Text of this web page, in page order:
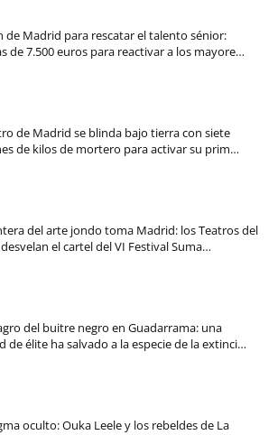
de Madrid para rescatar el talento sénior:
de 7.500 euros para reactivar a los mayore…
de Madrid se blinda bajo tierra con siete
de kilos de mortero para activar su prim…
del arte jondo toma Madrid: los Teatros del
el cartel del VI Festival Suma…
del buitre negro en Guadarrama: una
de élite ha salvado a la especie de la extinci…
oculto: Ouka Leele y los rebeldes de La